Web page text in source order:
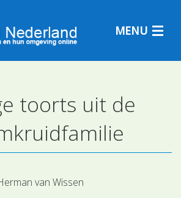
MENU
toorts uit de
van Wissen